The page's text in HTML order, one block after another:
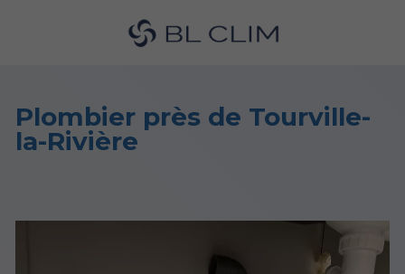
Plombier près de Tourville-
la-Rivière